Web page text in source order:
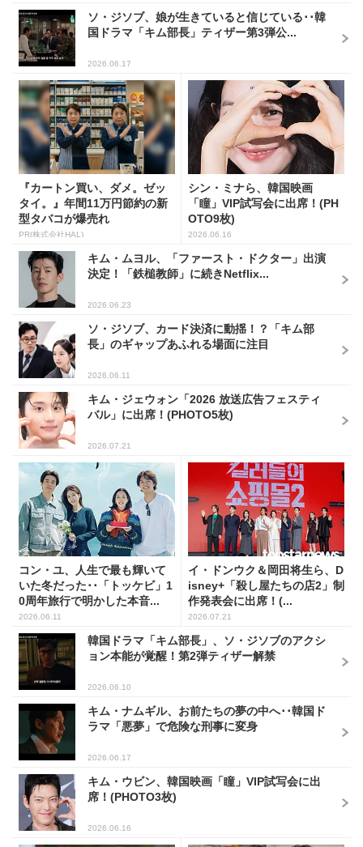
ソ・ジソブ、娘が生きていると信じている･･韓
国ドラマ「キム部長」ティザー第3弾公...
2026.06.17
『カートン買い、ダメ。ゼッ
タイ。』年間11万円節約の新
型タバコが爆売れ
PR(株式会社HAL)
シン・ミナら、韓国映画
「瞳」VIP試写会に出席！(PH
OTO9枚)
2026.06.16
キム・ムヨル、「ファースト・ドクター」出演
決定！「鉄槌教師」に続きNetflix...
2026.06.23
ソ・ジソブ、カード決済に動揺！？「キム部
長」のギャップあふれる場面に注目
2026.06.11
キム・ジェウォン「2026 放送広告フェスティ
バル」に出席！(PHOTO5枚)
2026.07.21
コン・ユ、人生で最も輝いて
いた冬だった･･「トッケビ」1
0周年旅行で明かした本音...
2026.06.11
イ・ドンウク＆岡田将生ら、D
isney+「殺し屋たちの店2」制
作発表会に出席！(...
2026.07.21
韓国ドラマ「キム部長」、ソ・ジソブのアクシ
ョン本能が覚醒！第2弾ティザー解禁
2026.06.10
キム・ナムギル、お前たちの夢の中へ･･韓国ド
ラマ「悪夢」で危険な刑事に変身
2026.06.17
キム・ウビン、韓国映画「瞳」VIP試写会に出
席！(PHOTO3枚)
2026.06.16